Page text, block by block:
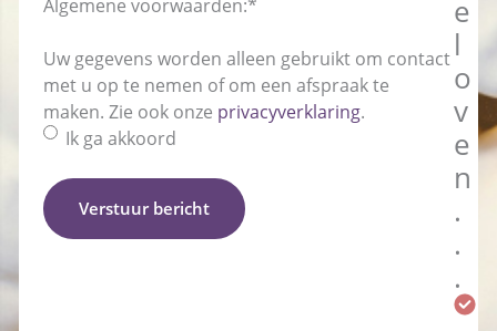
Uw gegevens worden alleen gebruikt om contact
met u op te nemen of om een afspraak te
maken. Zie ook onze privacyverklaring.
Ik ga akkoord
Verstuur bericht
e
l
o
v
e
n
.
.
.